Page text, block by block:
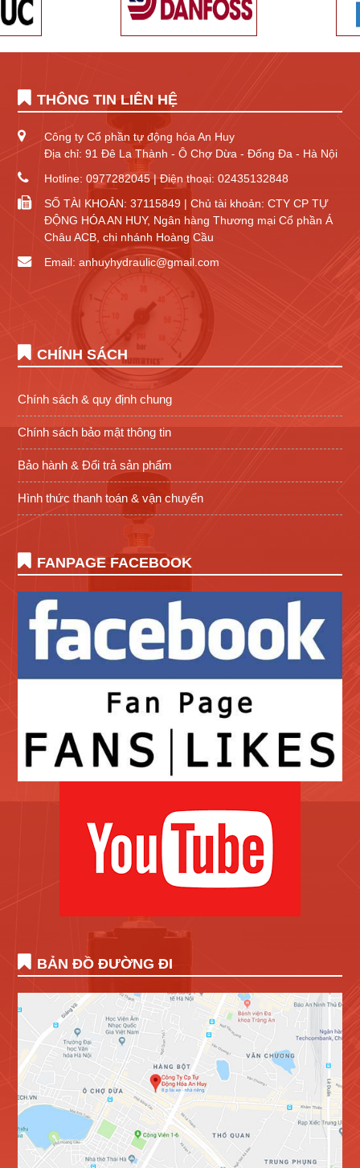
THÔNG TIN LIÊN HỆ
Công ty Cổ phần tự động hóa An Huy
Địa chỉ: 91 Đê La Thành - Ô Chợ Dừa - Đống Đa - Hà Nội
Hotline: 0977282045 | Điện thoại: 02435132848
SỐ TÀI KHOẢN: 37115849 | Chủ tài khoản: CTY CP TỰ
ĐỘNG HÓA AN HUY, Ngân hàng Thương mại Cổ phần Á
Châu ACB, chi nhánh Hoàng Cầu
Email: anhuyhydraulic@gmail.com
CHÍNH SÁCH
Chính sách & quy định chung
Chính sách bảo mật thông tin
Bảo hành & Đổi trả sản phẩm
Hình thức thanh toán & vận chuyển
FANPAGE FACEBOOK
BẢN ĐỒ ĐƯỜNG ĐI